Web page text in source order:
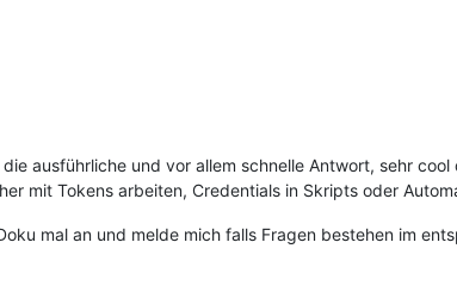
ausführliche und vor allem schnelle Antwort, sehr
mit Tokens arbeiten, Credentials in Skripts oder
mal an und melde mich falls Fragen bestehen im